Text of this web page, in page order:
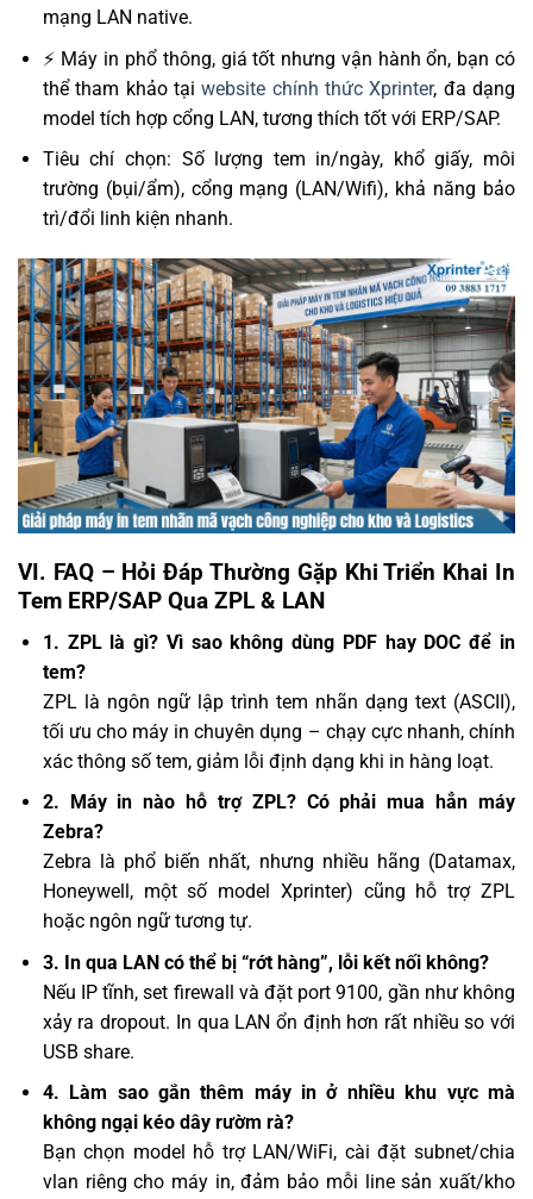
mạng LAN native.
⚡ Máy in phổ thông, giá tốt nhưng vận hành ổn, bạn có
thể tham khảo tạiwebsite chính thức Xprinter, đa dạng
model tích hợp cổng LAN, tương thích tốt với ERP/SAP.
Tiêu chí chọn: Số lượng tem in/ngày, khổ giấy, môi
trường (bụi/ẩm), cổng mạng (LAN/Wifi), khả năng bảo
trì/đổi linh kiện nhanh.
VI. FAQ – Hỏi Đáp Thường Gặp Khi Triển Khai In
Tem ERP/SAP Qua ZPL & LAN
1. ZPL là gì? Vì sao không dùng PDF hay DOC để in
tem?
ZPL là ngôn ngữ lập trình tem nhãn dạng text (ASCII),
tối ưu cho máy in chuyên dụng – chạy cực nhanh, chính
xác thông số tem, giảm lỗi định dạng khi in hàng loạt.
2. Máy in nào hỗ trợ ZPL? Có phải mua hẳn máy
Zebra?
Zebra là phổ biến nhất, nhưng nhiều hãng (Datamax,
Honeywell, một số model Xprinter) cũng hỗ trợ ZPL
hoặc ngôn ngữ tương tự.
3. In qua LAN có thể bị “rớt hàng”, lỗi kết nối không?
Nếu IP tĩnh, set firewall và đặt port 9100, gần như không
xảy ra dropout. In qua LAN ổn định hơn rất nhiều so với
USB share.
4. Làm sao gắn thêm máy in ở nhiều khu vực mà
không ngại kéo dây rườm rà?
Bạn chọn model hỗ trợ LAN/WiFi, cài đặt subnet/chia
vlan riêng cho máy in, đảm bảo mỗi line sản xuất/kho